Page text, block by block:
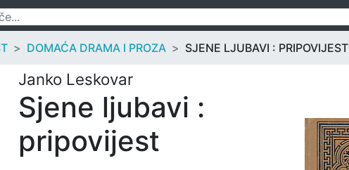
DOMAĆA DRAMA I PROZA SJENE LJUBAVI : PRIPOVIJEST
Janko Leskovar
Sjene ljubavi :
pripovijest